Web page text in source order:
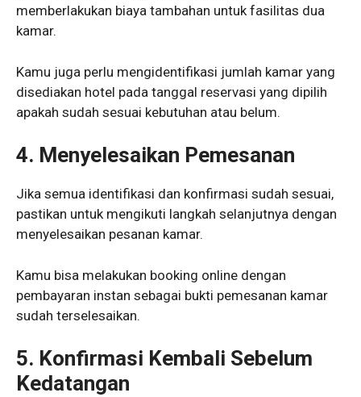
memberlakukan biaya tambahan untuk fasilitas dua
kamar.
Kamu juga perlu mengidentifikasi jumlah kamar yang
disediakan hotel pada tanggal reservasi yang dipilih
apakah sudah sesuai kebutuhan atau belum.
4. Menyelesaikan Pemesanan
Jika semua identifikasi dan konfirmasi sudah sesuai,
pastikan untuk mengikuti langkah selanjutnya dengan
menyelesaikan pesanan kamar.
Kamu bisa melakukan booking online dengan
pembayaran instan sebagai bukti pemesanan kamar
sudah terselesaikan.
5. Konfirmasi Kembali Sebelum
Kedatangan